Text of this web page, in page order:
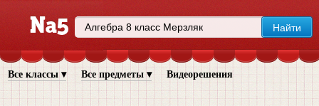
Все классы ▾ Все предметы ▾ Видеорешения